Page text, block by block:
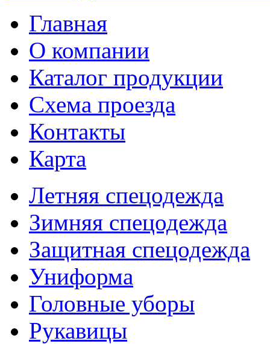
Главная
О компании
Каталог продукции
Схема проезда
Контакты
Карта
Летняя спецодежда
Зимняя спецодежда
Защитная спецодежда
Униформа
Головные уборы
Рукавицы